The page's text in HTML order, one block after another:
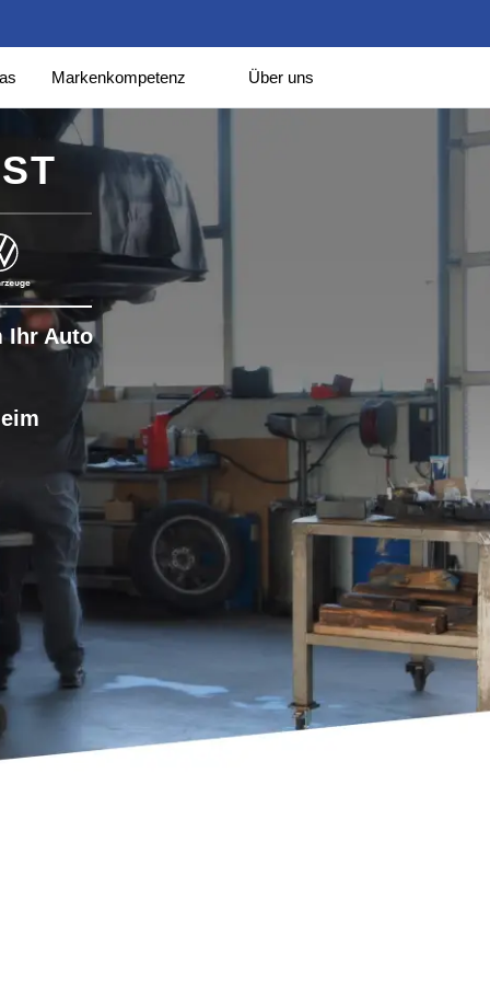
Markenkompetenz Über uns
Ihr Auto